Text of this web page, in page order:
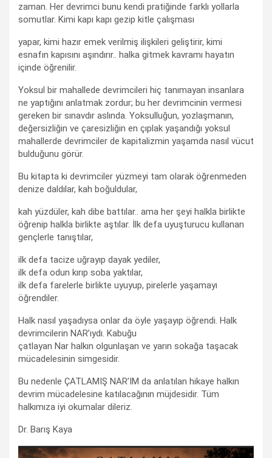
zaman. Her devrimci bunu kendi pratiğinde farklı yollarla
somutlar. Kimi kapı kapı gezip kitle çalışması
yapar, kimi hazır emek verilmiş ilişkileri geliştirir, kimi
esnafın kapısını aşındırır.. halka gitmek kavramı hayatın
içinde öğrenilir.
Yoksul bir mahallede devrimcileri hiç tanımayan insanlara
ne yaptığını anlatmak zordur; bu her devrimcinin vermesi
gereken bir sınavdır aslında. Yoksulluğun, yozlaşmanın,
değersizliğin ve çaresizliğin en çıplak yaşandığı yoksul
mahallerde devrimciler de kapitalizmin yaşamda nasıl vücut
bulduğunu görür.
Bu kitapta ki devrimciler yüzmeyi tam olarak öğrenmeden
denize daldılar, kah boğuldular,
kah yüzdüler, kah dibe battılar.. ama her şeyi halkla birlikte
öğrenip halkla birlikte aştılar. İlk defa uyuşturucu kullanan
gençlerle tanıştılar,
ilk defa tacize uğrayıp dayak yediler,
ilk defa odun kırıp soba yaktılar,
ilk defa farelerle birlikte uyuyup, pirelerle yaşamayı
öğrendiler.
Halk nasıl yaşadıysa onlar da öyle yaşayıp öğrendi. Halk
devrimcilerin NAR’ıydı. Kabuğu
çatlayan Nar halkın olgunlaşan ve yarın sokağa taşacak
mücadelesinin simgesidir.
Bu nedenle ÇATLAMIŞ NAR’IM da anlatılan hikaye halkın
devrim mücadelesine katılacağının müjdesidir. Tüm
halkımıza iyi okumalar dileriz.
Dr. Barış Kaya